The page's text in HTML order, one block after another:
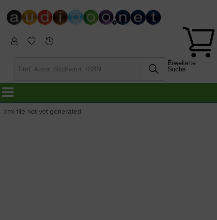
Erweiterte
Suche
xml file not yet generated